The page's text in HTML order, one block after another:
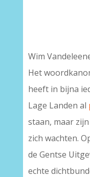
Wim
Het
heeft in bijna
Lage Landen al
staan, maar
zich wachten.
de Gentse
echte